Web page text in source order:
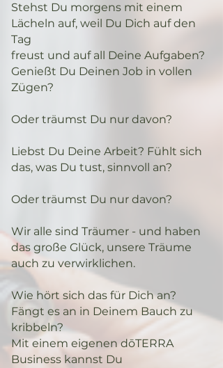
Stehst Du morgens mit einem
Lächeln auf, weil Du Dich auf den
Tag
freust und auf all Deine Aufgaben?
Genießt Du Deinen Job in vollen
Zügen?
Oder träumst Du nur davon?
Liebst Du Deine Arbeit? Fühlt sich
das, was Du tust, sinnvoll an?
Oder träumst Du nur davon?
Wir alle sind Träumer - und haben
das große Glück, unsere Träume
auch zu verwirklichen.
Wie hört sich das für Dich an?
Fängt es an in Deinem Bauch zu
kribbeln?
Mit einem eigenen dōTERRA
Business kannst Du